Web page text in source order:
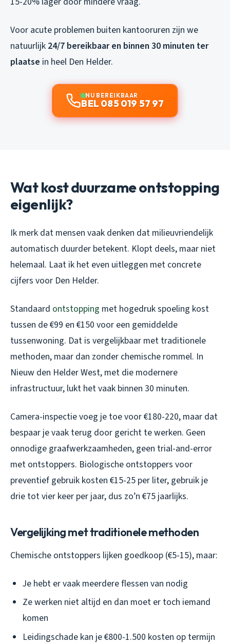
Voor acute problemen buiten kantooruren zijn we
natuurlijk 24/7 bereikbaar en binnen 30 minuten ter
plaatse in heel Den Helder.
NU BEREIKBAAR
BEL 085 019 57 97
Wat kost duurzame ontstopping
eigenlijk?
Ik merk dat mensen vaak denken dat milieuvriendelijk
automatisch duurder betekent. Klopt deels, maar niet
helemaal. Laat ik het even uitleggen met concrete
cijfers voor Den Helder.
Standaard ontstopping met hogedruk spoeling kost
tussen de €99 en €150 voor een gemiddelde
tussenwoning. Dat is vergelijkbaar met traditionele
methoden, maar dan zonder chemische rommel. In
Nieuw den Helder West, met die modernere
infrastructuur, lukt het vaak binnen 30 minuten.
Camera-inspectie voeg je toe voor €180-220, maar dat
bespaar je vaak terug door gericht te werken. Geen
onnodige graafwerkzaamheden, geen trial-and-error
met ontstoppers. Biologische ontstoppers voor
preventief gebruik kosten €15-25 per liter, gebruik je
drie tot vier keer per jaar, dus zo’n €75 jaarlijks.
Vergelijking met traditionele methoden
Chemische ontstoppers lijken goedkoop (€5-15), maar:
Je hebt er vaak meerdere flessen van nodig
Ze werken niet altijd en dan moet er toch iemand
komen
Leidingschade kan je €800-1.500 kosten op termijn